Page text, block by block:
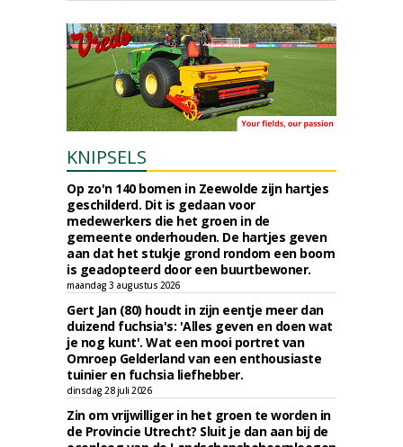
KNIPSELS
Op zo'n 140 bomen in Zeewolde zijn hartjes
geschilderd. Dit is gedaan voor
medewerkers die het groen in de
gemeente onderhouden. De hartjes geven
aan dat het stukje grond rondom een boom
is geadopteerd door een buurtbewoner.
maandag 3 augustus 2026
Gert Jan (80) houdt in zijn eentje meer dan
duizend fuchsia's: 'Alles geven en doen wat
je nog kunt'. Wat een mooi portret van
Omroep Gelderland van een enthousiaste
tuinier en fuchsia liefhebber.
dinsdag 28 juli 2026
Zin om vrijwilliger in het groen te worden in
de Provincie Utrecht? Sluit je dan aan bij de